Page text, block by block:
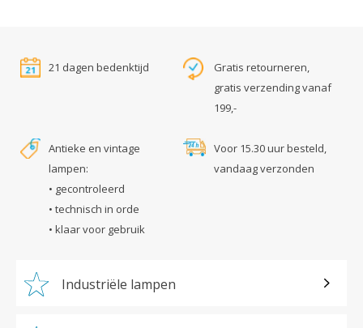
21 dagen bedenktijd
Gratis retourneren,
gratis verzending vanaf
199,-
Antieke en vintage
lampen:
• gecontroleerd
• technisch in orde
• klaar voor gebruik
Voor 15.30 uur besteld,
vandaag verzonden
Industriële lampen